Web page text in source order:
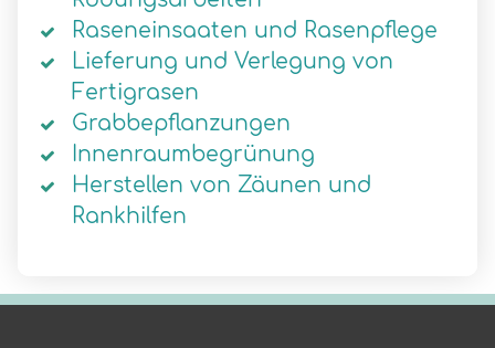
Raseneinsaaten und Rasenpflege
Lieferung und Verlegung von
Fertigrasen
Grabbepflanzungen
Innenraumbegrünung
Herstellen von Zäunen und
Rankhilfen